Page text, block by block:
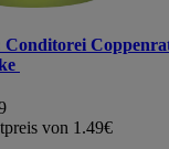
Conditorei
von 1.49€